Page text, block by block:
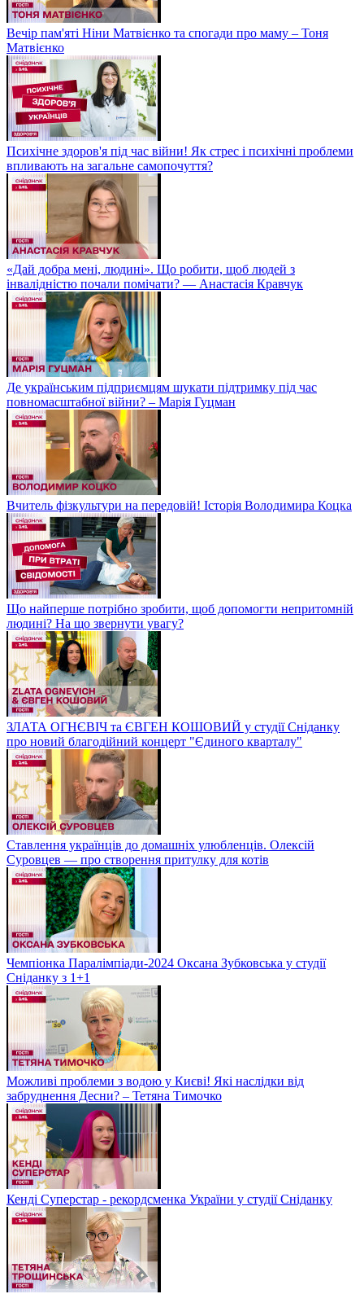
Вечір пам'яті Ніни Матвієнко та спогади про маму – Тоня
Матвієнко
Психічне здоров'я під час війни! Як стрес і психічні проблеми
впливають на загальне самопочуття?
«Дай добра мені, людині». Що робити, щоб людей з
інвалідністю почали помічати? — Анастасія Кравчук
Де українським підприємцям шукати підтримку під час
повномасштабної війни? – Марія Гуцман
Вчитель фізкультури на передовій! Історія Володимира Коцка
Що найперше потрібно зробити, щоб допомогти непритомній
людині? На що звернути увагу?
ЗЛАТА ОГНЄВІЧ та ЄВГЕН КОШОВИЙ у студії Сніданку
про новий благодійний концерт "Єдиного кварталу"
Ставлення українців до домашніх улюбленців. Олексій
Суровцев — про створення притулку для котів
Чемпіонка Паралімпіади-2024 Оксана Зубковська у студії
Сніданку з 1+1
Можливі проблеми з водою у Києві! Які наслідки від
забруднення Десни? – Тетяна Тимочко
Кенді Суперстар - рекордсменка України у студії Сніданку